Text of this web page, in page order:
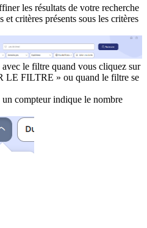
les résultats de votre recherche
et critères présents sous les critères
avec le filtre quand vous cliquez sur
LE FILTRE » ou quand le filtre se
compteur indique le nombre